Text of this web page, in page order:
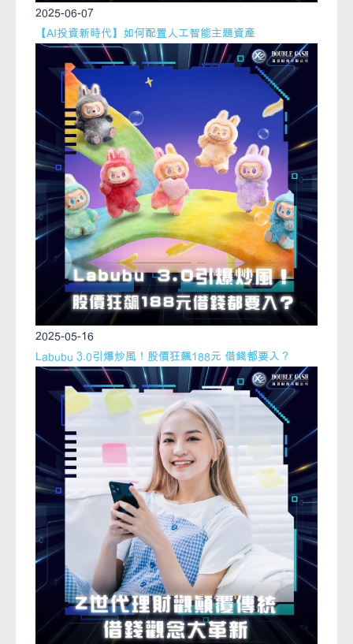
2025-06-07
【AI投資新時代】如何配置人工智能主題資產
2025-05-16
Labubu 3.0引爆炒風！股價狂飆188元 借錢都要入？